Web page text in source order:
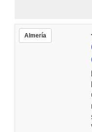
Almería